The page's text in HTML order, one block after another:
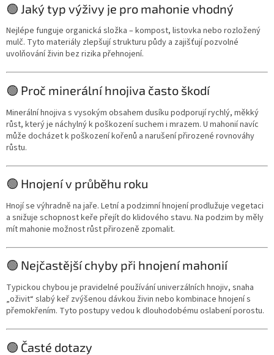
🟢 Jaký typ výživy je pro mahonie vhodný
Nejlépe funguje organická složka – kompost, listovka nebo rozložený
mulč. Tyto materiály zlepšují strukturu půdy a zajišťují pozvolné
uvolňování živin bez rizika přehnojení.
🟢 Proč minerální hnojiva často škodí
Minerální hnojiva s vysokým obsahem dusíku podporují rychlý, měkký
růst, který je náchylný k poškození suchem i mrazem. U mahonií navíc
může docházet k poškození kořenů a narušení přirozené rovnováhy
růstu.
🟢 Hnojení v průběhu roku
Hnojí se výhradně na jaře. Letní a podzimní hnojení prodlužuje vegetaci
a snižuje schopnost keře přejít do klidového stavu. Na podzim by měly
mít mahonie možnost růst přirozeně zpomalit.
🟢 Nejčastější chyby při hnojení mahonií
Typickou chybou je pravidelné používání univerzálních hnojiv, snaha
„oživit“ slabý keř zvýšenou dávkou živin nebo kombinace hnojení s
přemokřením. Tyto postupy vedou k dlouhodobému oslabení porostu.
🟢 Časté dotazy